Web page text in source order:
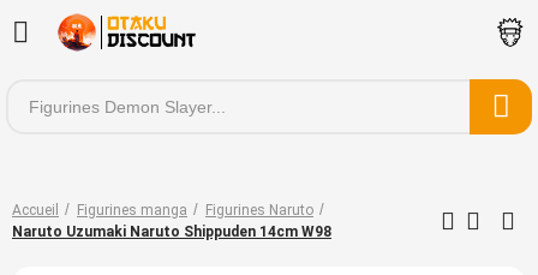
Accueil Figurines manga
Figurines Naruto
Naruto Uzumaki Naruto Shippuden 14cm W98